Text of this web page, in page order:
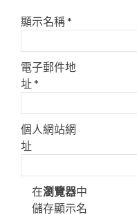
顯示名稱*
電子郵件地
址*
個人網站網
址
在瀏覽器中
儲存顯示名